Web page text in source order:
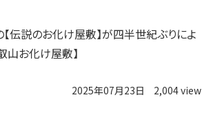
伝説のお化け屋敷】が四半世紀ぶりによ
山お化け屋敷】
2025年07月23日 2,004 view